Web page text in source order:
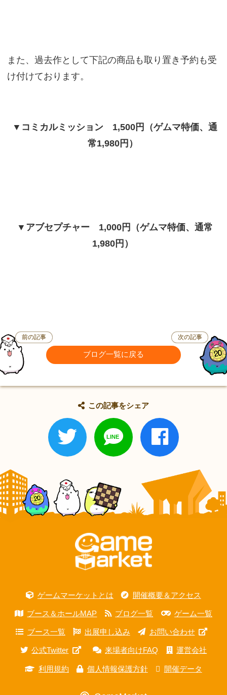
また、過去作として下記の商品も取り置き予約も受
け付けております。
▼コミカルミッション 1,500円（ゲムマ特価、通
常1,980円）
▼アブセプチャー 1,000円（ゲムマ特価、通常
1,980円）
前の記事
ブログ一覧に戻る
次の記事
この記事をシェア
ゲームマーケットとは 開催概要＆アクセス
ブース＆ホールMAP ブログ一覧 ゲーム一覧
ブース一覧 出展申し込み お問い合わせ
公式Twitter 来場者向けFAQ 運営会社
利用規約 個人情報保護方針 開催データ